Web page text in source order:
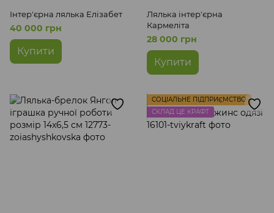
Інтер'єрна лялька Елізабет
40 000 грн
Купити
Лялька інтер'єрна
Кармеліта
28 000 грн
Купити
СОЦІАЛЬНЕ ПІДПРИЄМСТВО
СКЛАД ЦЕ КРАФТ